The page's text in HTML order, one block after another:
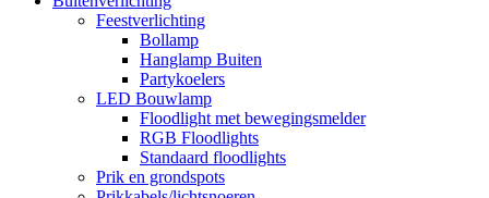
Feestverlichting
Bollamp
Hanglamp Buiten
Partykoelers
LED Bouwlamp
Floodlight met bewegingsmelder
RGB Floodlights
Standaard floodlights
Prik en grondspots